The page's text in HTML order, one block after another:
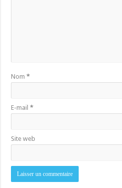
Nom*
E-mail*
Site web